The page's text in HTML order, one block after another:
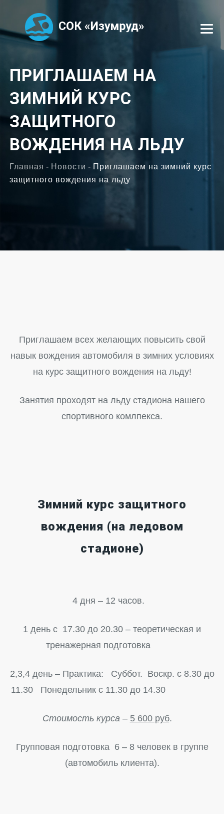
УСЛУГИ
СЕКЦИИ
ТРЕНЕРЫ
ОТЗЫВЫ
ФОТОГАЛЕРЕЯ
ПРИГЛАШАЕМ НА
ЗИМНИЙ КУРС
ЗАЩИТНОГО
ВОЖДЕНИЯ НА ЛЬДУ
Главная - Новости - Приглашаем на зимний курс
защитного вождения на льду
Приглашаем всех желающих повысить свой
навык вождения автомобиля в зимних условиях
на курс защитного вождения на льду!
Занятия проходят на льду стадиона нашего
спортивного комлпекса.
Зимний курс защитного
вождения (на ледовом
стадионе)
4 дня – 12 часов.
1 день с 17.30 до 20.30 – теоретическая и
тренажерная подготовка
2,3,4 день – Практика: Суббот. Воскр. с 8.30 до
11.30 Понедельник с 11.30 до 14.30
Стоимость курса– 5 600 руб.
Групповая подготовка 6 – 8 человек в группе
(автомобиль клиента).